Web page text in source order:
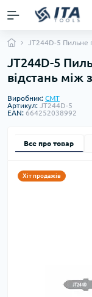
JT244D-5 Пильне
JT244D-5
відстань між
Виробник: CMT
Артикул: JT244D-5
EAN: 664252038992
Все про товар
Хіт продажів